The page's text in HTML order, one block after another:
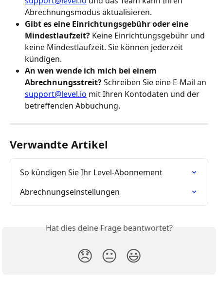
Abrechnungsmodus aktualisieren.
Gibt es eine Einrichtungsgebühr oder eine
Mindestlaufzeit? Keine Einrichtungsgebühr und
keine Mindestlaufzeit. Sie können jederzeit
kündigen.
An wen wende ich mich bei einem
Abrechnungsstreit? Schreiben Sie eine E-Mail an
support@level.io mit Ihren Kontodaten und der
betreffenden Abbuchung.
Verwandte Artikel
So kündigen Sie Ihr Level-Abonnement
Abrechnungseinstellungen
Hat dies deine Frage beantwortet?
😞 😐 😃